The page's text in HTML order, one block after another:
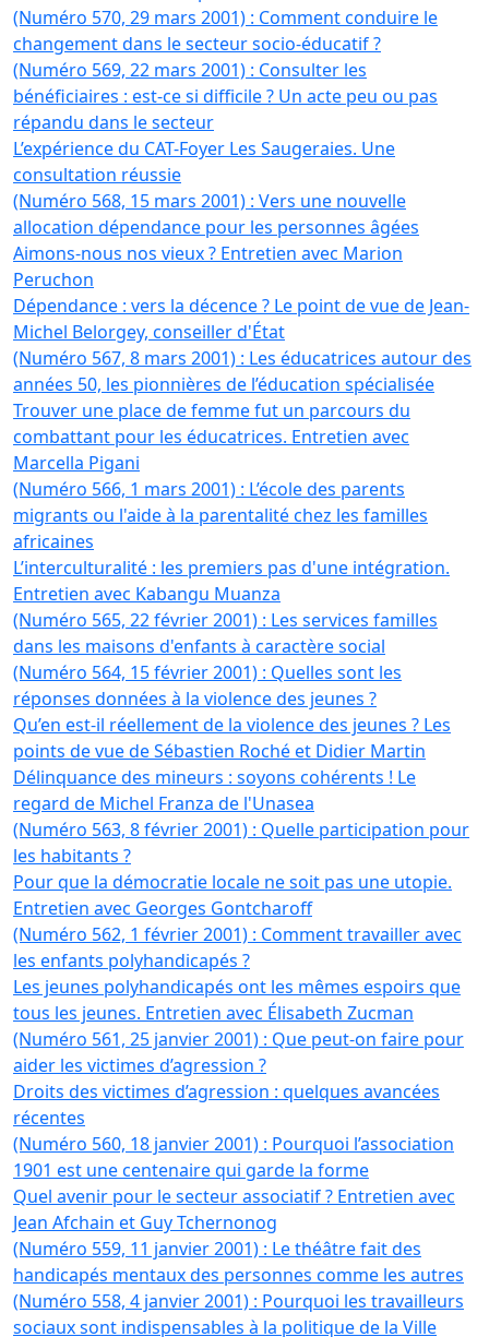
(Numéro 570, 29 mars 2001) : Comment conduire le
changement dans le secteur socio-éducatif ?
(Numéro 569, 22 mars 2001) : Consulter les
bénéficiaires : est-ce si difficile ? Un acte peu ou pas
répandu dans le secteur
L’expérience du CAT-Foyer Les Saugeraies. Une
consultation réussie
(Numéro 568, 15 mars 2001) : Vers une nouvelle
allocation dépendance pour les personnes âgées
Aimons-nous nos vieux ? Entretien avec Marion
Peruchon
Dépendance : vers la décence ? Le point de vue de Jean-
Michel Belorgey, conseiller d'État
(Numéro 567, 8 mars 2001) : Les éducatrices autour des
années 50, les pionnières de l’éducation spécialisée
Trouver une place de femme fut un parcours du
combattant pour les éducatrices. Entretien avec
Marcella Pigani
(Numéro 566, 1 mars 2001) : L’école des parents
migrants ou l'aide à la parentalité chez les familles
africaines
L’interculturalité : les premiers pas d'une intégration.
Entretien avec Kabangu Muanza
(Numéro 565, 22 février 2001) : Les services familles
dans les maisons d'enfants à caractère social
(Numéro 564, 15 février 2001) : Quelles sont les
réponses données à la violence des jeunes ?
Qu’en est-il réellement de la violence des jeunes ? Les
points de vue de Sébastien Roché et Didier Martin
Délinquance des mineurs : soyons cohérents ! Le
regard de Michel Franza de l'Unasea
(Numéro 563, 8 février 2001) : Quelle participation pour
les habitants ?
Pour que la démocratie locale ne soit pas une utopie.
Entretien avec Georges Gontcharoff
(Numéro 562, 1 février 2001) : Comment travailler avec
les enfants polyhandicapés ?
Les jeunes polyhandicapés ont les mêmes espoirs que
tous les jeunes. Entretien avec Élisabeth Zucman
(Numéro 561, 25 janvier 2001) : Que peut-on faire pour
aider les victimes d’agression ?
Droits des victimes d’agression : quelques avancées
récentes
(Numéro 560, 18 janvier 2001) : Pourquoi l’association
1901 est une centenaire qui garde la forme
Quel avenir pour le secteur associatif ? Entretien avec
Jean Afchain et Guy Tchernonog
(Numéro 559, 11 janvier 2001) : Le théâtre fait des
handicapés mentaux des personnes comme les autres
(Numéro 558, 4 janvier 2001) : Pourquoi les travailleurs
sociaux sont indispensables à la politique de la Ville